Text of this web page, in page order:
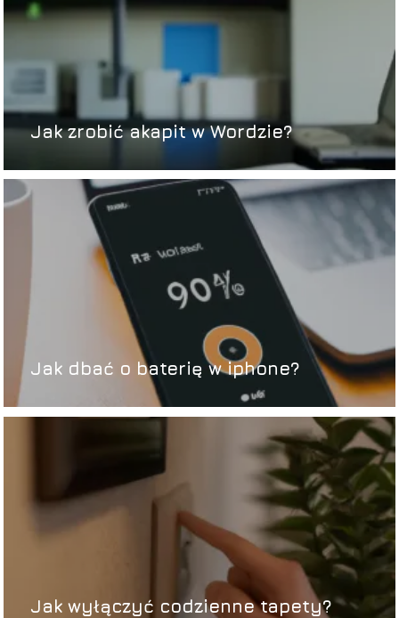
Jak zrobić akapit w Wordzie?
Jak dbać o baterię w iphone?
Jak wyłączyć codzienne tapety?